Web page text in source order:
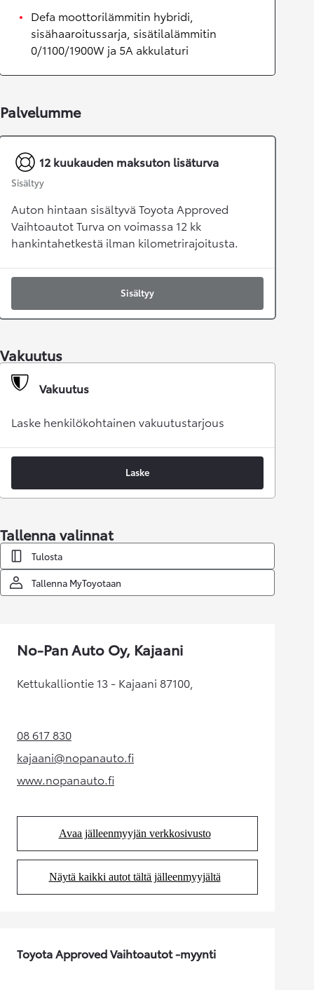
Defa moottorilämmitin hybridi,
sisähaaroitussarja, sisätilalämmitin
0/1100/1900W ja 5A akkulaturi
Palvelumme
12 kuukauden maksuton lisäturva
Sisältyy
Auton hintaan sisältyvä Toyota Approved
Vaihtoautot Turva on voimassa 12 kk
hankintahetkestä ilman kilometrirajoitusta.
Sisältyy
Vakuutus
Vakuutus
Laske henkilökohtainen vakuutustarjous
Laske
Tallenna valinnat
Tulosta
Tallenna MyToyotaan
No-Pan Auto Oy, Kajaani
Kettukalliontie 13 - Kajaani 87100,
08 617 830(Aukeaa uudessa välilehdessä)
kajaani@nopanauto.fi(Aukeaa uudessa välilehdessä)
www.nopanauto.fi(Aukeaa uudessa välilehdessä)
Avaa jälleenmyyjän verkkosivusto
(Aukeaa uudessa välilehdessä)
Näytä kaikki autot tältä jälleenmyyjältä
(Aukeaa uudessa välilehdessä)
Toyota Approved Vaihtoautot -myynti